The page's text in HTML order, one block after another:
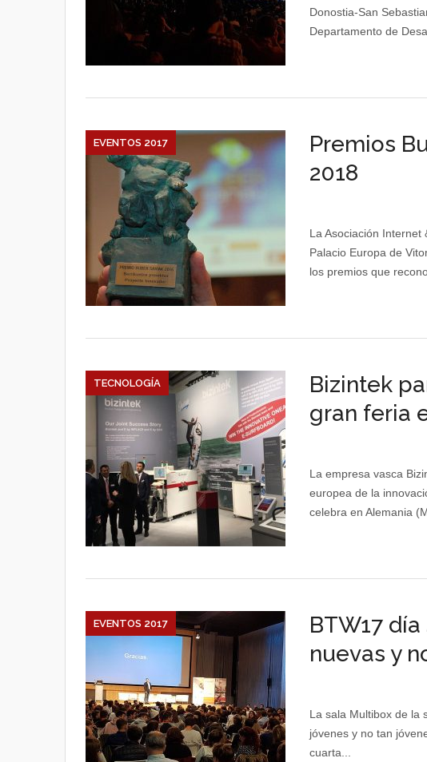
Donostia-San
Departamento de
EVENTOS 2017
Premios
2018
La Asociación
Palacio Europa de
los premios que
TECNOLOGÍA
Bizintek
gran feria
La empresa vasca
europea de la
celebra en Alemania
EVENTOS 2017
BTW17
nuevas y
La sala Multibox de la
jóvenes y no tan
cuarta...